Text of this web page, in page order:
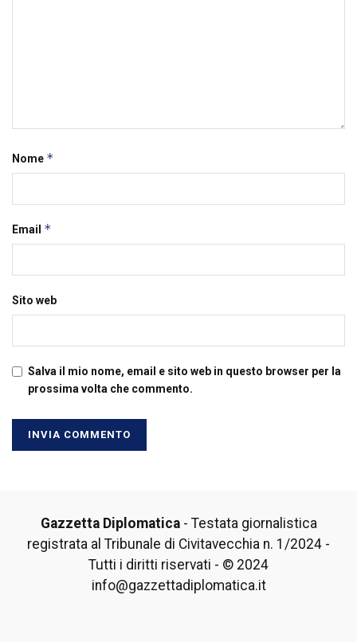
Nome *
Email *
Sito web
Salva il mio nome, email e sito web in questo browser per la
prossima volta che commento.
Gazzetta Diplomatica- Testata giornalistica
registrata al Tribunale di Civitavecchia n. 1/2024 -
Tutti i diritti riservati - © 2024
info@gazzettadiplomatica.it